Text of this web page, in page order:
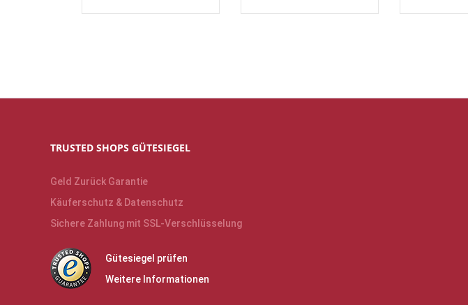
TRUSTED SHOPS GÜTESIEGEL
Geld Zurück Garantie
Käuferschutz & Datenschutz
Sichere Zahlung mit SSL-Verschlüsselung
Gütesiegel prüfen
Weitere Informationen